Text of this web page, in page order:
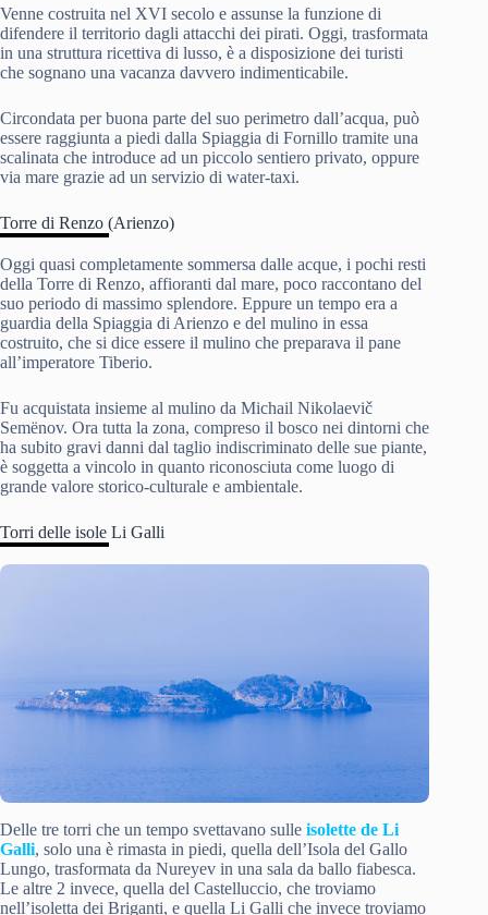
Venne costruita nel XVI secolo e assunse la funzione di
difendere il territorio dagli attacchi dei pirati. Oggi, trasformata
in una struttura ricettiva di lusso, è a disposizione dei turisti
che sognano una vacanza davvero indimenticabile.
Circondata per buona parte del suo perimetro dall’acqua, può
essere raggiunta a piedi dalla Spiaggia di Fornillo tramite una
scalinata che introduce ad un piccolo sentiero privato, oppure
via mare grazie ad un servizio di water-taxi.
Torre di Renzo (Arienzo)
Oggi quasi completamente sommersa dalle acque, i pochi resti
della Torre di Renzo, affioranti dal mare, poco raccontano del
suo periodo di massimo splendore. Eppure un tempo era a
guardia della Spiaggia di Arienzo e del mulino in essa
costruito, che si dice essere il mulino che preparava il pane
all’imperatore Tiberio.
Fu acquistata insieme al mulino da Michail Nikolaevič
Semënov. Ora tutta la zona, compreso il bosco nei dintorni che
ha subito gravi danni dal taglio indiscriminato delle sue piante,
è soggetta a vincolo in quanto riconosciuta come luogo di
grande valore storico-culturale e ambientale.
Torri delle isole Li Galli
Delle tre torri che un tempo svettavano sulle isolette de Li
Galli, solo una è rimasta in piedi, quella dell’Isola del Gallo
Lungo, trasformata da Nureyev in una sala da ballo fiabesca.
Le altre 2 invece, quella del Castelluccio, che troviamo
nell’isoletta dei Briganti, e quella Li Galli che invece troviamo